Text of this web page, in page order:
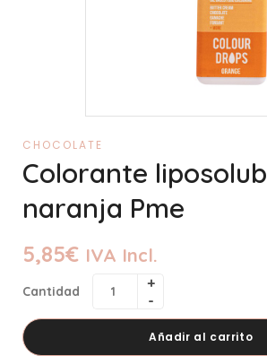
CHOCOLATE
Colorante
naranja Pme
5,85€ IVA Incl.
Cantidad
Añadir al carrito